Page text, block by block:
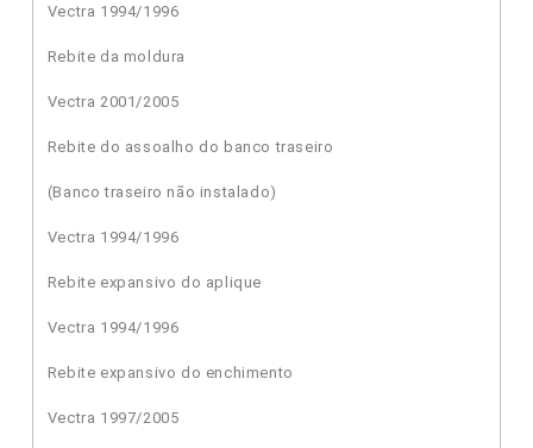
Vectra 1994/1996
Rebite da moldura
Vectra 2001/2005
Rebite do assoalho do banco traseiro
(Banco traseiro não instalado)
Vectra 1994/1996
Rebite expansivo do aplique
Vectra 1994/1996
Rebite expansivo do enchimento
Vectra 1997/2005